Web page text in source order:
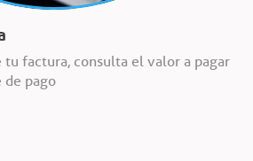
tu factura, consulta el valor a pagar
pago